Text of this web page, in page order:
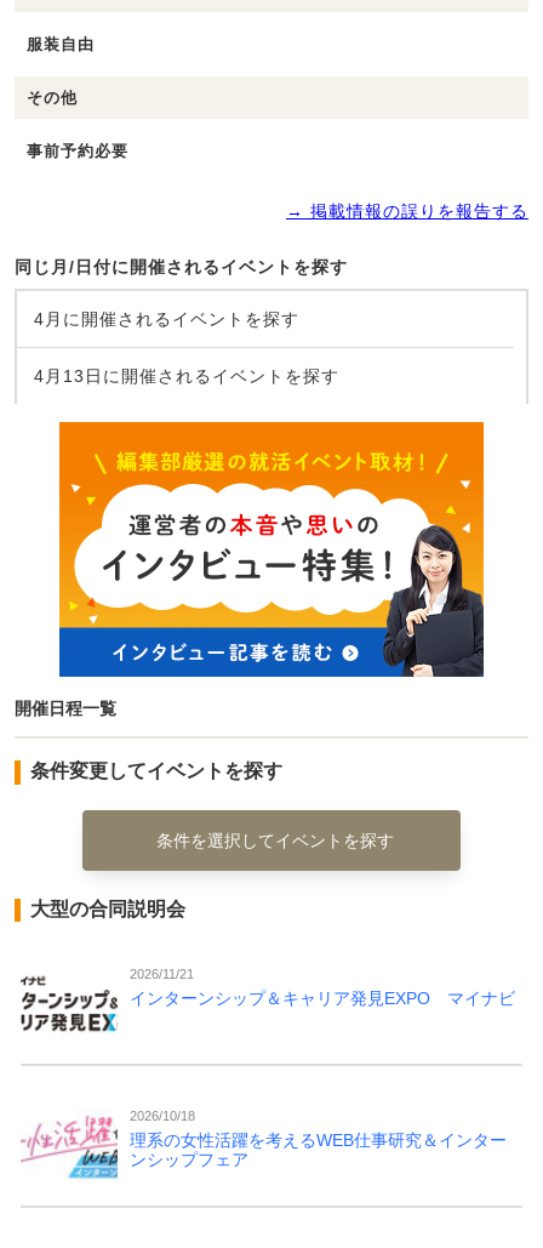
服装自由
その他
事前予約必要
→ 掲載情報の誤りを報告する
同じ月/日付に開催されるイベントを探す
4月に開催されるイベントを探す
4月13日に開催されるイベントを探す
開催日程一覧
条件変更してイベントを探す
条件を選択してイベントを探す
大型の合同説明会
2026/11/21
インターンシップ＆キャリア発見EXPO マイナビ
2026/10/18
理系の女性活躍を考えるWEB仕事研究＆インター
ンシップフェア